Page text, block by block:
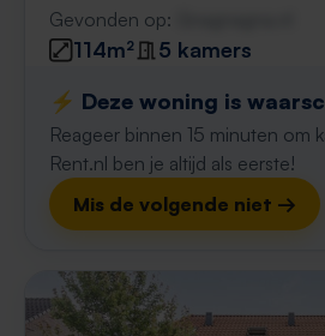
Gevonden op:
114m²
5 kamers
⚡️ Deze woning is
Reageer binnen 15 minuten om
Rent.nl ben je altijd als eerste!
Mis de volgende niet →